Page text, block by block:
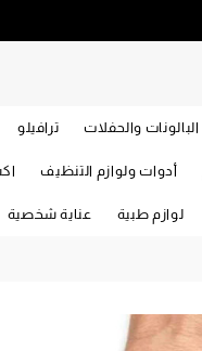
البالونات والحفلات ترافيلو
أدوات ولوازم التنظيف
لوازم طبية عناية شخصية